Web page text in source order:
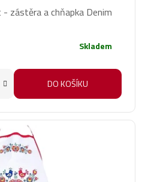
zástěra a chňapka Denim
Skladem
DO KOŠÍKU